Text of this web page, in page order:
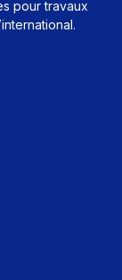
pour travaux